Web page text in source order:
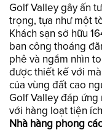
Golf Valley gây ấn
trọng, tựa như một
Khách sạn sở hữu
ban công thoáng
phê và ngắm nhìn
được thiết kế với
của vùng đất cao
Golf Valley đáp
với hàng loạt tiện
Nhà hàng phong